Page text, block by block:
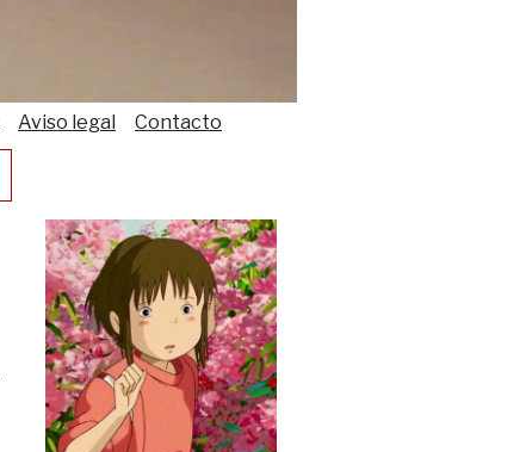
Aviso legal Contacto